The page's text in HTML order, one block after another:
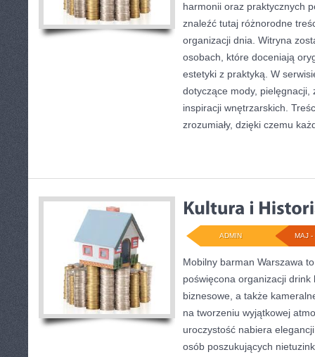
harmonii oraz praktycznych
znaleźć tutaj różnorodne
organizacji dnia. Witryna
osobach, które doceniają
estetyki z praktyką. W
dotyczące mody,
inspiracji wnętrzarskich.
zrozumiały, dzięki czemu
MAJ -
ADMIN
Mobilny barman Warszawa
poświęcona organizacji
biznesowe, a także
na tworzeniu wyjątkowej
uroczystość nabiera
osób poszukujących